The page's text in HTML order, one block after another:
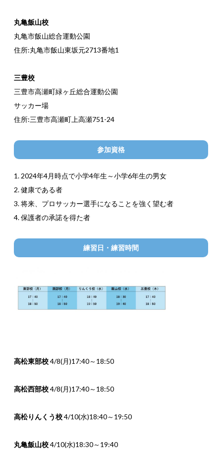
丸亀飯山校
丸亀市飯山総合運動公園
住所:丸亀市飯山東坂元2713番地1
三豊校
三豊市高瀬町緑ヶ丘総合運動公園
サッカー場
住所:三豊市高瀬町上高瀬751-24
参加資格
1. 2024年4月時点で小学4年生～小学6年生の男女
2. 健康である者
3. 将来、プロサッカー選手になることを強く望む者
4. 保護者の承諾を得た者
練習日・練習時間
高松東部校4/8(月)17:40～18:50
高松西部校4/8(月)17:40～18:50
高松りんくう校4/10(水)18:40～19:50
丸亀飯山校4/10(水)18:30～19:40